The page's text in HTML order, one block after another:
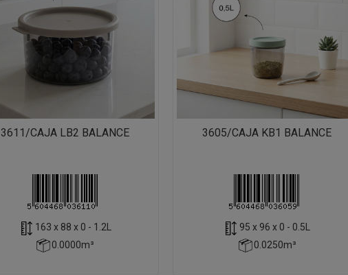
3611/CAJA LB2 BALANCE
163 x 88 x 0 - 1.2L
0.0000m³
3605/CAJA KB1 BALANCE
95 x 96 x 0 - 0.5L
0.0250m³